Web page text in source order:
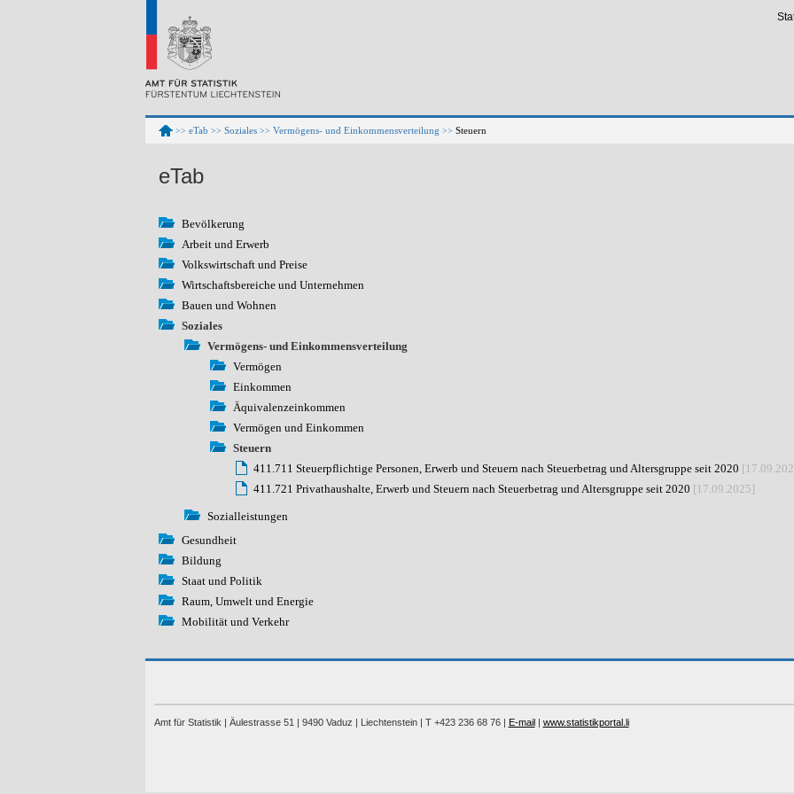
>> eTab >> Soziales >> Vermögens- und Einkommensverteilung >> Steuern
eTab
Bevölkerung
Arbeit und Erwerb
Volkswirtschaft und Preise
Wirtschaftsbereiche und Unternehmen
Bauen und Wohnen
Soziales
Vermögens- und Einkommensverteilung
Vermögen
Einkommen
Äquivalenzeinkommen
Vermögen und Einkommen
Steuern
411.711 Steuerpflichtige Personen, Erwerb und Steuern nach Steuerbetrag und Altersgruppe seit 2020
411.721 Privathaushalte, Erwerb und Steuern nach Steuerbetrag und Altersgruppe seit 2020 [17.09.2025]
Sozialleistungen
Gesundheit
Bildung
Staat und Politik
Raum, Umwelt und Energie
Mobilität und Verkehr
Amt für Statistik | Äulestrasse 51 | 9490 Vaduz | Liechtenstein | T +423 236 68 76 | E-mail| www.statistikportal.li